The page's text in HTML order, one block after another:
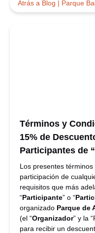
Atrás a Blog | Parque
Términos y
15% de
Participantes de
Los presentes
participación de
requisitos que más
“Participante” o “
organizado Parque de
(el “Organizador” y la
para recibir un